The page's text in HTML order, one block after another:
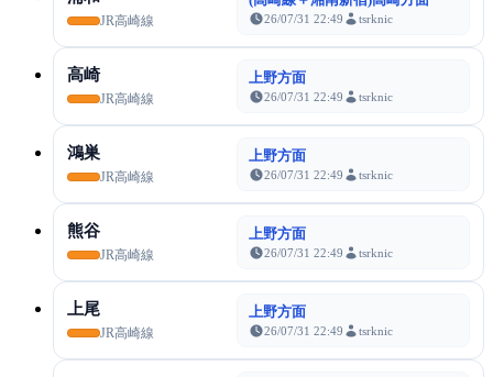
JR高崎線 26/07/31 22:49 tsrknic
高崎
JR高崎線
上野方面
26/07/31 22:49 tsrknic
鴻巣
JR高崎線
上野方面
26/07/31 22:49 tsrknic
熊谷
JR高崎線
上野方面
26/07/31 22:49 tsrknic
上尾
JR高崎線
上野方面
26/07/31 22:49 tsrknic